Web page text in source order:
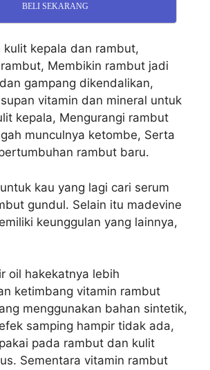
BELI SEKARANG
kulit kepala dan rambut,
Membikin rambut jadi
gampang dikendalikan,
vitamin dan mineral untuk
kepala, Mengurangi rambut
munculnya ketombe, Serta
rambut baru.
kau yang lagi cari serum
gundul. Selain itu madevine
keunggulan yang lainnya,
oil hakekatnya lebih
ketimbang vitamin rambut
menggunakan bahan sintetik,
samping hampir tidak ada,
pada rambut dan kulit
Sementara vitamin rambut